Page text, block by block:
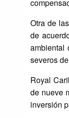
Otra de
de
ambiental
severos
Royal
de nueve
inversión